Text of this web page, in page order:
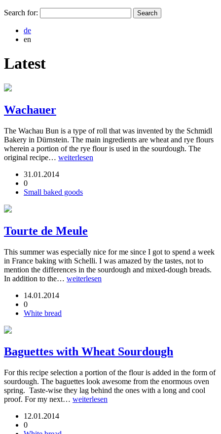
Search for:
de
en
Latest
Wachauer
The Wachau Bun is a type of roll that was invented by the Schmidl
Bakery in Dürnstein. The main ingredients are wheat and rye flours
wherein a portion of the rye flour is used in the sourdough. The
original recipe… weiterlesen
31.01.2014
0
Small baked goods
Tourte de Meule
This summer was especially nice for me since I got to spend a week
in France baking with Schelli. I was amazed by the tastes, not to
mention the differences in the sourdough and mixed-dough breads.
In addition to the… weiterlesen
14.01.2014
0
White bread
Baguettes with Wheat Sourdough
For this recipe selection a portion of the flour is added in the form of
sourdough. The baguettes look awesome from the enormous oven
spring. Taste-wise they lag behind the ones with a long and cool
proof. For my next… weiterlesen
12.01.2014
0